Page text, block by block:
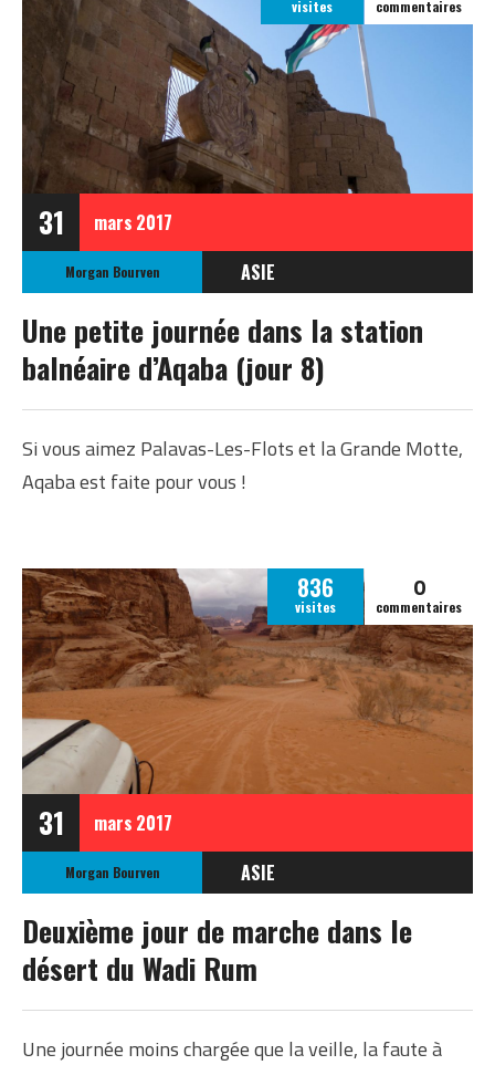
31 mars 2017
visites commentaires
Morgan Bourven
ASIE
JORDANIE
Une petite journée dans la station
balnéaire d’Aqaba (jour 8)
Si vous aimez Palavas-Les-Flots et la Grande Motte,
Aqaba est faite pour vous !
31 mars 2017
836
visites
0
commentaires
Morgan Bourven
ASIE
JORDANIE
Deuxième jour de marche dans le
désert du Wadi Rum
Une journée moins chargée que la veille, la faute à